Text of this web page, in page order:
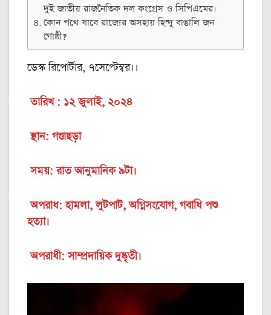
দুই জাতীয় রাজনৈতিক দল কংগ্রেস ও সিপিএমের।
কোন পথে যাবে রাজ্যের অসহায় হিন্দু বাঙালি জন
গোষ্ঠী?
ডেস্ক রিপোর্টার, ৭সেপ্টেম্বর।।
তারিখ : ১২ জুলাই, ২০২৪
স্থান: গণ্ডাছড়া
সময়: রাত আনুমানিক ৯টা।
অপরাধ: হামলা, লুটপাট, অগ্নিসংযোগ, গবাধি পশু
হত্যা।
অপরাধী: সাম্প্রদায়িক দুষ্কৃতী।